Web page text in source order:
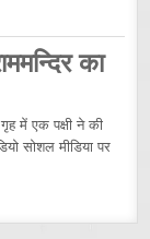
का
में एक पक्षी ने की
सोशल मीडिया पर